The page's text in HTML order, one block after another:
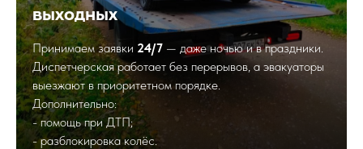
выходных
Принимаем заявки 24/7 — даже ночью и в праздники.
Диспетчерская работает без перерывов, а эвакуаторы
выезжают в приоритетном порядке.
Дополнительно:
- помощь при ДТП;
- разблокировка колёс.